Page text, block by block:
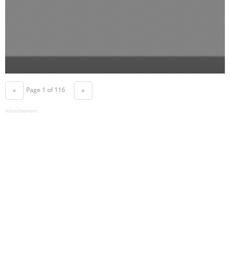
« Page 1 of 116 »
Advertisement